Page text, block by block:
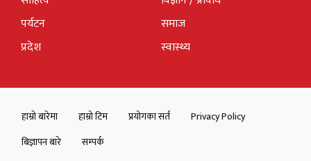
पर्यटन
प्रदेश
समाज
स्वास्थ्य
हाम्रो बारेमा हाम्रो टिम प्रयोगका सर्त
Privacy Policy
बिज्ञापन बारे
सम्पर्क